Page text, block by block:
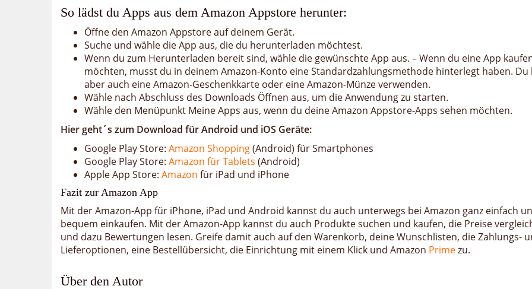
So lädst du Apps aus dem Amazon Appstore herunter:
Öffne den Amazon Appstore auf deinem Gerät.
Suche und wähle die App aus, die du herunterladen möchtest.
Wenn du zum Herunterladen bereit sind, wähle die gewünschte App aus. – Wenn du eine App
möchten, musst du in deinem Amazon-Konto eine Standardzahlungsmethode hinterlegt haben. Du
aber auch eine Amazon-Geschenkkarte oder eine Amazon-Münze verwenden.
Wähle nach Abschluss des Downloads Öffnen aus, um die Anwendung zu starten.
Wähle den Menüpunkt Meine Apps aus, wenn du deine Amazon Appstore-Apps sehen möchten.
Hier geht´s zum Download für Android und iOS Geräte:
Google Play Store: Amazon Shopping(Android) für Smartphones
Google Play Store: Amazon für Tablets (Android)
Apple App Store: Amazon für iPad und iPhone
Fazit zur Amazon App
Mit der Amazon-App für iPhone, iPad und Android kannst du auch unterwegs bei Amazon ganz einfach
bequem einkaufen. Mit der Amazon-App kannst du auch Produkte suchen und kaufen, die Preise
und dazu Bewertungen lesen. Greife damit auch auf den Warenkorb, deine Wunschlisten, die Zahlungs-
Lieferoptionen, eine Bestellübersicht, die Einrichtung mit einem Klick und Amazon Primezu.
Über den Autor